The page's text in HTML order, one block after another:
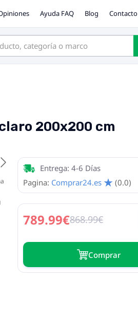
Ayuda FAQ Blog Contacto
200x200 cm
Entrega: 4-6 Días
Pagina: Comprar24.es (0.0)
789.99€868.99€
Сomprar